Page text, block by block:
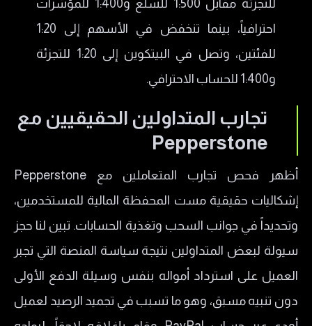
للتجزئة مقابل 1:500 للسلع و1:400 للمؤشرات
احترافياً، بينما تنخفض في الأسهم إلى 1:20
للفئتين، وتصل في البيتكوين إلى 1:20 للتجزئة
و1:400 للحساب الاحترافي.
تجارب المتداولين الحقيقيين مع
Pepperstone
أظهر فحص تجارب المتعاملين مع Pepperstone
إشكاليات حقيقية مست المحفظة المالية للمستخدمين،
وتحديداً في جوانب السحب وتغذية الحسابات. تبين لنا حجز
سيولة لبعض المتداولين نتيجة سياسة المنصة التي تجبر
العميل على استرداد أمواله بنفس وسيلة الدفع الأولى
دون تنبيه مسبق، وهو ما تسبب في تجميد الرصيد لعميل